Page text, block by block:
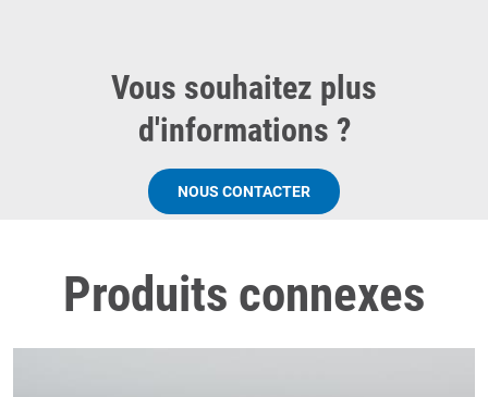
Vous souhaitez plus
d'informations ?
NOUS CONTACTER
Produits connexes